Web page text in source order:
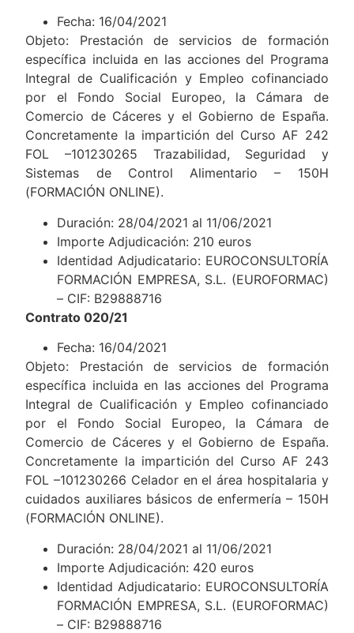
Fecha: 16/04/2021
Objeto: Prestación de servicios de formación
específica incluida en las acciones del Programa
Integral de Cualificación y Empleo cofinanciado
por el Fondo Social Europeo, la Cámara de
Comercio de Cáceres y el Gobierno de España.
Concretamente la impartición del Curso AF 242
FOL –101230265 Trazabilidad, Seguridad y
Sistemas de Control Alimentario – 150H
(FORMACIÓN ONLINE).
Duración: 28/04/2021 al 11/06/2021
Importe Adjudicación: 210 euros
Identidad Adjudicatario: EUROCONSULTORÍA
FORMACIÓN EMPRESA, S.L. (EUROFORMAC)
– CIF: B29888716
Contrato 020/21
Fecha: 16/04/2021
Objeto: Prestación de servicios de formación
específica incluida en las acciones del Programa
Integral de Cualificación y Empleo cofinanciado
por el Fondo Social Europeo, la Cámara de
Comercio de Cáceres y el Gobierno de España.
Concretamente la impartición del Curso AF 243
FOL –101230266 Celador en el área hospitalaria y
cuidados auxiliares básicos de enfermería – 150H
(FORMACIÓN ONLINE).
Duración: 28/04/2021 al 11/06/2021
Importe Adjudicación: 420 euros
Identidad Adjudicatario: EUROCONSULTORÍA
FORMACIÓN EMPRESA, S.L. (EUROFORMAC)
– CIF: B29888716